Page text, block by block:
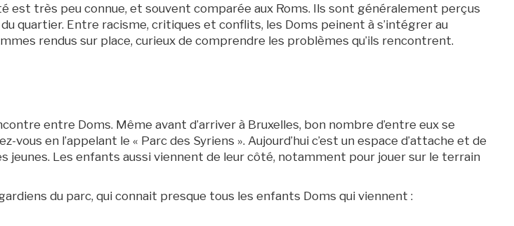
est très peu connue, et souvent comparée aux Roms. Ils sont généralement perçus
quartier. Entre racisme, critiques et conflits, les Doms peinent à s’intégrer au
rendus sur place, curieux de comprendre les problèmes qu’ils rencontrent.
entre Doms. Même avant d’arriver à Bruxelles, bon nombre d’entre eux se
vous en l’appelant le « Parc des Syriens ». Aujourd’hui c’est un espace d’attache et de
jeunes. Les enfants aussi viennent de leur côté, notamment pour jouer sur le terrain
du parc, qui connait presque tous les enfants Doms qui viennent :